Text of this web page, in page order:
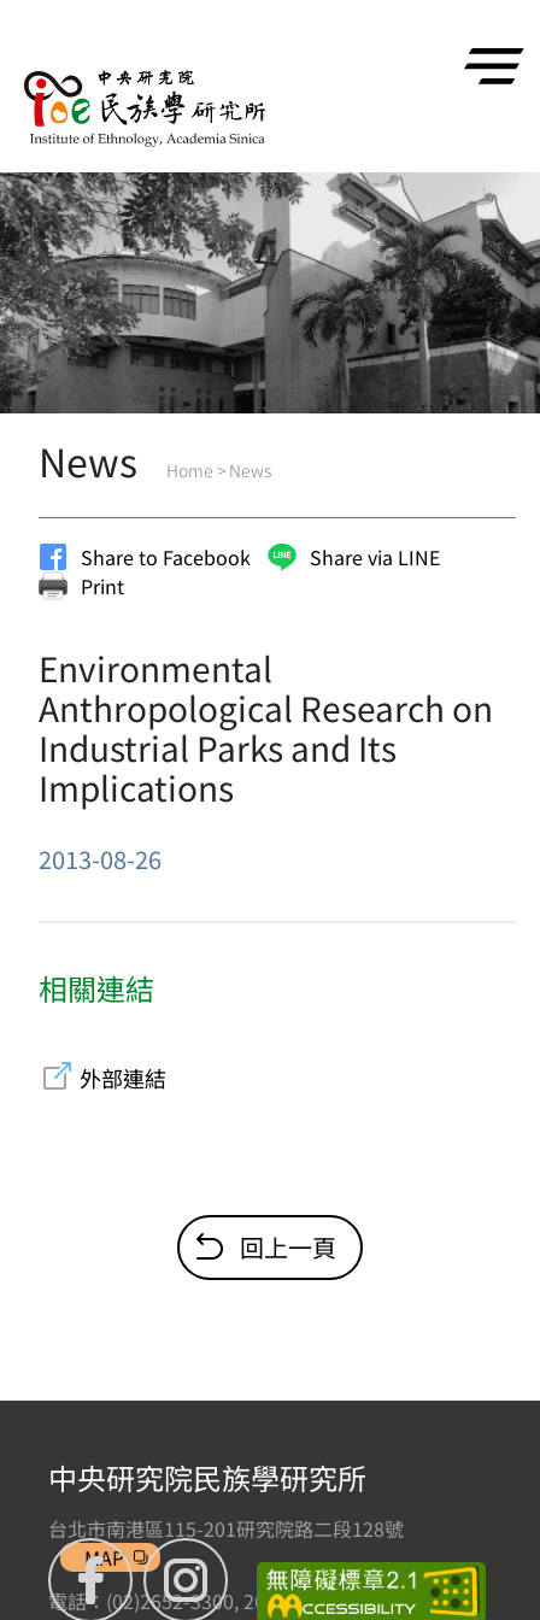
News Home > News
Share to Facebook
Share via LINE
Print
Environmental
Anthropological Research on
Industrial Parks and Its
Implications
2013-08-26
相關連結
外部連結
回上一頁
中央研究院民族學研究所
台北市南港區115-201研究院路二段128號
MAP
電話：(02)2652-3300, 2652-3301 傳真：(02)2785-